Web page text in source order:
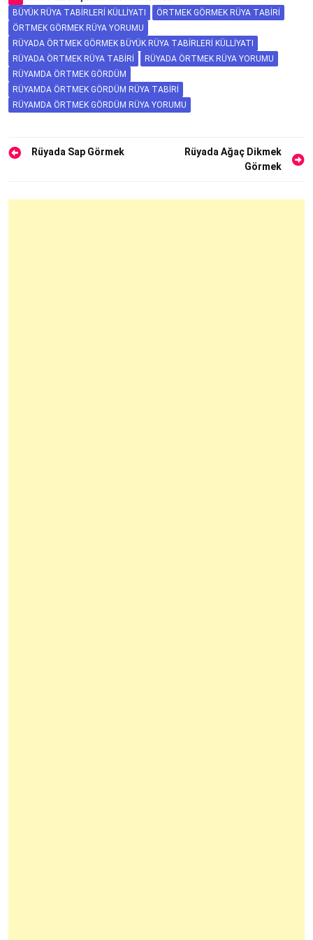
BÜYÜK RÜYA TABIRLERI KÜLLIYATI
ÖRTMEK GÖRMEK RÜYA TABIRI
ÖRTMEK GÖRMEK RÜYA YORUMU
RÜYADA ÖRTMEK GÖRMEK BÜYÜK RÜYA TABIRLERI KÜLLIYATI
RÜYADA ÖRTMEK RÜYA TABIRI
RÜYADA ÖRTMEK RÜYA YORUMU
RÜYAMDA ÖRTMEK GÖRDÜM
RÜYAMDA ÖRTMEK GÖRDÜM RÜYA TABIRI
RÜYAMDA ÖRTMEK GÖRDÜM RÜYA YORUMU
YazıRüyada Sap Görmek
Rüyada Ağaç Dikmek
Görmek